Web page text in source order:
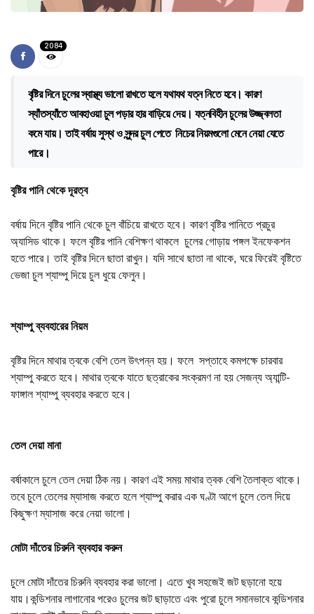
2084
বৃষ্টির দিনে চুলের স্বাস্থ্য ভালো রাখতে হলে যথাযথ যত্ন নিতে হবে। কারণ
স্যাঁতস্যাঁতে আবহাওয়া চুল পড়ার হার বাড়িয়ে দেয়। যত্নবিহীন চুলের উজ্জ্বলতা
কমে যায়। তাই বর্ষায় সুস্থ ও সুন্দর চুল পেতে নিচের নিয়মগুলো মেনে নেয়া যেতে
পারে।
বৃষ্টির পানি থেকে দূরত্ব
বর্ষায় দিনে বৃষ্টির পানি থেকে চুল বাঁচিয়ে রাখতে হবে। কারণ বৃষ্টির পানিতে প্রচুর
অ্যাসিড থাকে। ফলে বৃষ্টির পানি বেশিক্ষণ থাকলে চুলের গোড়ায় পঙ্গল ইনফেকশন
হতে পারে। তাই বৃষ্টির দিনে ছাতা রাখুন। যদি সাথে ছাতা না থাকে, ঘরে ফিরেই বৃষ্টিতে
ভেজা চুল শ্যাম্পু দিয়ে চুল ধুয়ে ফেলুন।
শ্যাম্পু ব্যবহারের নিয়ম
বৃষ্টির দিনে মাথার ত্বকে বেশি তেল উৎপন্ন হয়। ফলে সপ্তাহে কমপক্ষে চারবার
শ্যাম্পু করতে হবে। মাথার ত্বকে যাতে ছত্রাকের সংক্রমণ না হয় সেজন্য অ্যান্টি-
ফাঙ্গাল শ্যাম্পু ব্যবহার করতে হবে।
তেল দেয়া মানা
বর্ষাকালে চুলে তেল দেয়া ঠিক নয়। কারণ এই সময় মাথার ত্বক বেশি তৈলাক্ত থাকে।
তবে চুলে তেলের ম্যাসাজ করতে হলে শ্যাম্পু করার এক ঘণ্টা আগে চুলে তেল দিয়ে
কিছুক্ষণ ম্যাসাজ করে নেয়া ভালো।
মোটা দাঁতের চিরুনি ব্যবহার করুন
চুলে মোটা দাঁতের চিরুনি ব্যবহার করা ভালো। এতে খুব সহজেই জট ছড়ানো হয়ে
যায়।কন্ডিশনার লাগানোর পরেও চুলের জট ছাড়াতে এবং পুরো চুলে সমানভাবে কন্ডিশনার